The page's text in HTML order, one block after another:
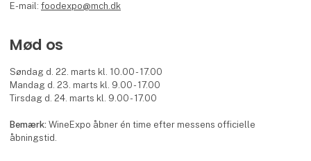
E-mail:foodexpo@mch.dk
Mød os
Søndag d. 22. marts kl. 10.00 - 17.00
Mandag d. 23. marts kl. 9.00 - 17.00
Tirsdag d. 24. marts kl. 9.00 - 17.00
Bemærk:WineExpo åbner én time efter messens officielle
åbningstid.